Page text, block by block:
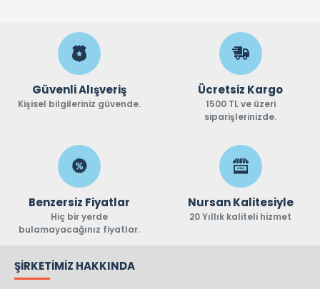
Güvenli Alışveriş
Kişisel bilgileriniz güvende.
Ücretsiz Kargo
1500 TL ve üzeri
siparişlerinizde.
Benzersiz Fiyatlar
Hiç bir yerde
bulamayacağınız fiyatlar.
Nursan Kalitesiyle
20 Yıllık kaliteli hizmet
ŞIRKETIMIZ HAKKINDA